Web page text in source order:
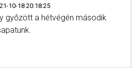
10-18 20:18:25
győzött a hétvégén második